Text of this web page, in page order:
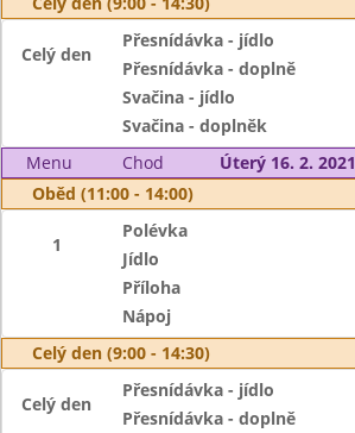
Celý den
Přesnídávka - jídlo
Přesnídávka - doplně
Svačina - jídlo
Svačina - doplněk
Menu
Chod
Úterý 16. 2. 2021
Oběd (11:00 - 14:00)
1
Polévka
Jídlo
Příloha
Nápoj
Celý den (9:00 - 14:30)
Celý den
Přesnídávka - jídlo
Přesnídávka - doplně